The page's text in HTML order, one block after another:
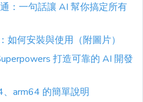
：一句話讓 AI 幫你搞定所有
如何安裝與使用（附圖片）
打造可靠的 AI 開發
arm64 的簡單說明